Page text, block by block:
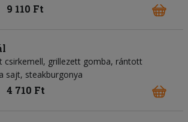
9 110 Ft
csirkemell, grillezett gomba, rántott
sajt, steakburgonya
4 710 Ft